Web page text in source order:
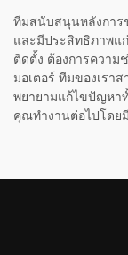
ทีมสนับสนุนหลังการ
และมีประสิทธิภาพแ
ติดตั้ง ต้องการความ
มอเตอร์ ทีมของเรา
พยายามแก้ไขปัญหา
คุณทำงานต่อไปโดย